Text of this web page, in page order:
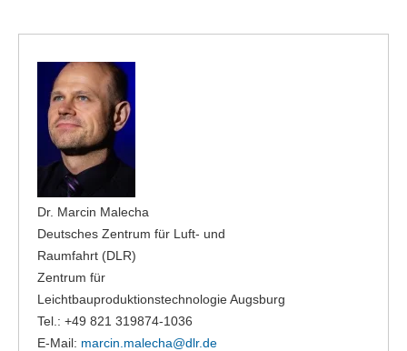
Dr. Marcin Malecha
Deutsches Zentrum für Luft- und
Raumfahrt (DLR)
Zentrum für
Leichtbauproduktionstechnologie Augsburg
Tel.: +49 821 319874-1036
E-Mail: marcin.malecha@dlr.de